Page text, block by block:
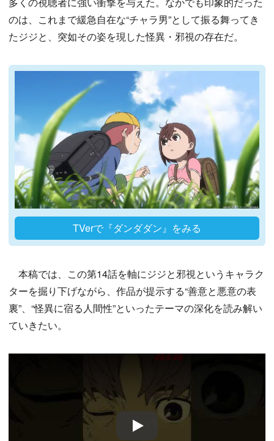
のは、これまで緩急自在な“チャラ男”として振る舞ってき
たジジと、突如その姿を現した怪異・邪視の存在だ。
TVerで『ダンダダン』をみる
本稿では、この第14話を軸にジジと邪視というキャラク
ターを掘り下げながら、作品が提示する“善意と悪意の表
裏”、“怪異に宿る人間性”といったテーマの深化を読み解い
ていきたい。
Play